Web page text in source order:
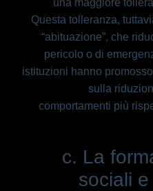
una maggiore
Questa tolleranza,
“abituazione”, che
pericolo o di
istituzioni hanno
sulla
comportamenti più
c. La
sociali